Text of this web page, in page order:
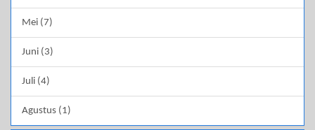
Mei (7)
Juni (3)
Juli (4)
Agustus (1)